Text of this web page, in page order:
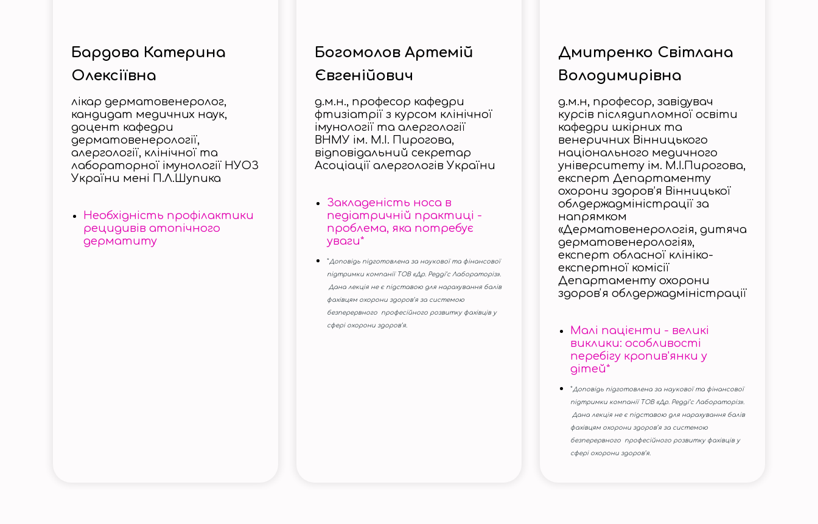
Бардова Катерина
Олексіївна
лікар дерматовенеролог,
кандидат медичних наук,
доцент кафедри
дерматовенерології,
алергології, клінічної та
лабораторної імунології НУОЗ
України мені П.Л.Шупика
Необхідність профілактики
рецидивів атопічного
дерматиту
Богомолов Артемій
Євгенійович
д.м.н., професор кафедри
фтизіатрії з курсом клінічної
імунології та алергології
ВНМУ ім. М.І. Пирогова,
відповідальний секретар
Асоціації алергологів України
Закладеність носа в
педіатричній практиці -
проблема, яка потребує
уваги*
*Доповідь підготовлена за наукової та фінансової
підтримки компанії ТОВ «Др. Редді’с Лабораторіз».
Дана лекція не є підставою для нарахування балів
фахівцям охорони здоров’я за системою
безперервного професійного розвитку фахівців у
сфері охорони здоров’я.
Дмитренко Світлана
Володимирівна
д.м.н, професор, завідувач
курсів післядипломної освіти
кафедри шкірних та
венеричних Вінницького
національного медичного
університету ім. М.I.Пирогова,
експерт Департаменту
охорони здоров’я Вінницької
облдержадміністрації за
напрямком
«Дерматовенерологія, дитяча
дерматовенерологія»,
експерт обласної клініко-
експертної комісії
Департаменту охорони
здоровʼя облдержадміністрації
Малі пацієнти - великі
виклики: особливості
перебігу кропив'янки у
дітей*
*Доповідь підготовлена за наукової та фінансової
підтримки компанії ТОВ «Др. Редді’с Лабораторіз».
Дана лекція не є підставою для нарахування балів
фахівцям охорони здоров’я за системою
безперервного професійного розвитку фахівців у
сфері охорони здоров’я.